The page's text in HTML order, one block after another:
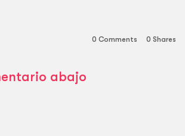
0 Comments 0 Shares
abajo